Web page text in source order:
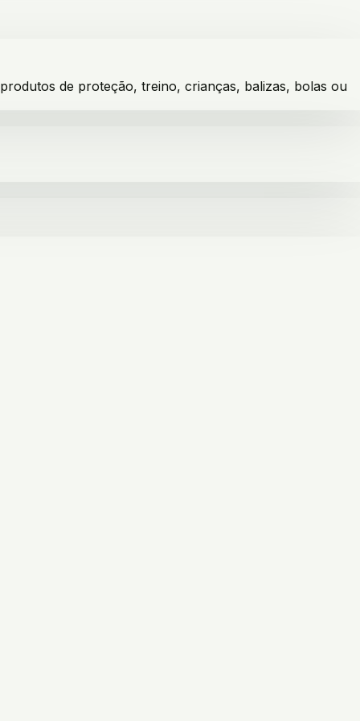
de proteção, treino, crianças, balizas, bolas ou